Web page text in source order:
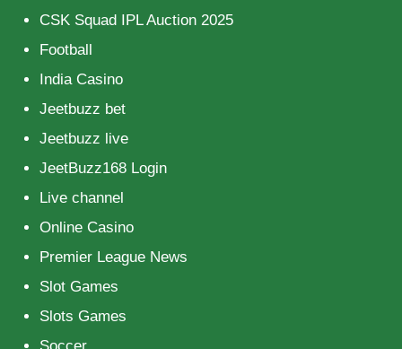
CSK Squad IPL Auction 2025
Football
India Casino
Jeetbuzz bet
Jeetbuzz live
JeetBuzz168 Login
Live channel
Online Casino
Premier League News
Slot Games
Slots Games